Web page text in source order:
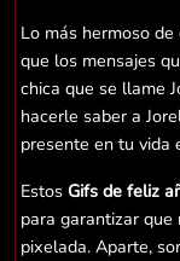
Lo más hermoso de
que los mensajes
chica que se llame
hacerle saber a
presente en tu vida
Estos Gifs de feliz
para garantizar que
pixelada. Aparte,